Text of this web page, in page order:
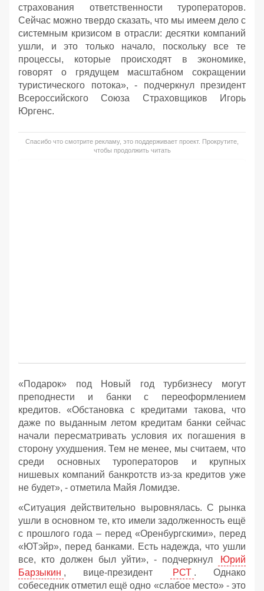
страхования ответственности туроператоров.
Сейчас можно твердо сказать, что мы имеем дело с
системным кризисом в отрасли: десятки компаний
ушли, и это только начало, поскольку все те
процессы, которые происходят в экономике,
говорят о грядущем масштабном сокращении
туристического потока», - подчеркнул президент
Всероссийского Союза Страховщиков Игорь
Юргенс.
Спасибо что смотрите рекламу, это поддерживает проект. Прокрутите,
чтобы продолжить читать
«Подарок» под Новый год турбизнесу могут
преподнести и банки с переоформлением
кредитов. «Обстановка с кредитами такова, что
даже по выданным летом кредитам банки сейчас
начали пересматривать условия их погашения в
сторону ухудшения. Тем не менее, мы считаем, что
среди основных туроператоров и крупных
нишевых компаний банкротств из-за кредитов уже
не будет», - отметила Майя Ломидзе.
«Ситуация действительно выровнялась. С рынка
ушли в основном те, кто имели задолженность ещё
с прошлого года – перед «Оренбургскими», перед
«ЮТэйр», перед банками. Есть надежда, что ушли
все, кто должен был уйти», - подчеркнул
Юрий
Барзыкин , вице-президент РСТ . Однако
собеседник отметил ещё одно «слабое место» - это